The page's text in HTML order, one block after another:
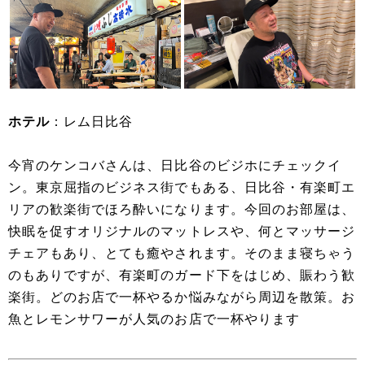
ホテル ：レム日比谷
今宵のケンコバさんは、日比谷のビジホにチェックイ
ン。東京屈指のビジネス街でもある、日比谷・有楽町エ
リアの歓楽街でほろ酔いになります。今回のお部屋は、
快眠を促すオリジナルのマットレスや、何とマッサージ
チェアもあり、とても癒やされます。そのまま寝ちゃう
のもありですが、有楽町のガード下をはじめ、賑わう歓
楽街。どのお店で一杯やるか悩みながら周辺を散策。お
魚とレモンサワーが人気のお店で一杯やります